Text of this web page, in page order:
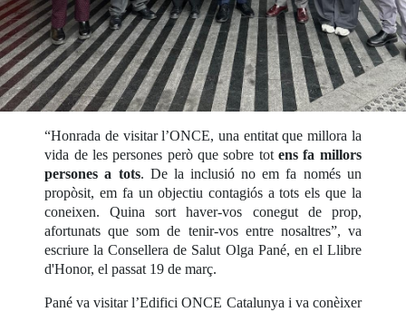
“Honrada de visitar l’ONCE, una entitat que millora la
vida de les persones però que sobre tot ens fa millors
persones a tots. De la inclusió no em fa només un
propòsit, em fa un objectiu contagiós a tots els que la
coneixen. Quina sort haver-vos conegut de prop,
afortunats que som de tenir-vos entre nosaltres”, va
escriure la Consellera de Salut Olga Pané, en el Llibre
d'Honor, el passat 19 de març.
Pané va visitar l’Edifici ONCE Catalunya i va conèixer